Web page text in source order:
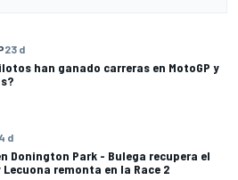
23 d
han ganado carreras en MotoGP y
d
Donington Park - Bulega recupera el
remonta en la Race 2